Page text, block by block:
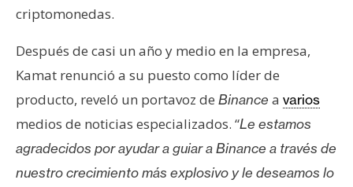
A
á
s
i
s
criptomonedas.
Después de casi un año y medio en la empresa,
Kamat renunció a su puesto como líder de
producto, reveló un portavoz de Binance a varios
medios de noticias especializados. “Le estamos
agradecidos por ayudar a guiar a Binance a través de
nuestro crecimiento más explosivo y le deseamos lo